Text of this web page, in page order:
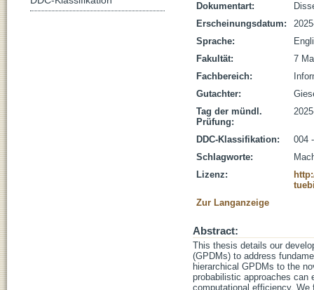
Dokumentart:
Erscheinungsdatum:
Sprache:
Fakultät:
7
Fachbereich:
Gutachter:
Tag der mündl.
Prüfung:
DDC-Klassifikation:
004
Schlagworte:
Lizenz:
Zur Langanzeige
Abstract:
This thesis details our
(GPDMs) to address
hierarchical GPDMs to the
probabilistic approaches can
computational efficiency.